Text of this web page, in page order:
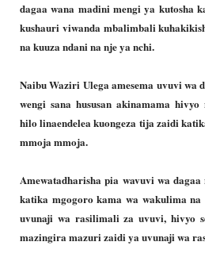
dagaa wana madini mengi ya kutosha
kushauri viwanda mbalimbali
na kuuza ndani na nje ya nchi.
Naibu Waziri Ulega amesema uvuvi wa
wengi sana hususan akinamama
hilo linaendelea kuongeza tija zaidi
mmoja mmoja.
Amewatadharisha pia wavuvi wa
katika mgogoro kama wa wakulima
uvunaji wa rasilimali za uvuvi, hivyo
mazingira mazuri zaidi ya uvunaji wa